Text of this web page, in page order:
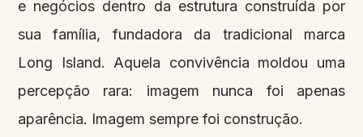
e negócios dentro da estrutura construída por
sua família, fundadora da tradicional marca
Long Island. Aquela convivência moldou uma
percepção rara: imagem nunca foi apenas
aparência. Imagem sempre foi construção.